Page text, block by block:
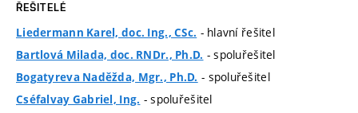
ŘEŠITELÉ
Liedermann Karel, doc. Ing., CSc. - hlavní řešitel
Bartlová Milada, doc. RNDr., Ph.D. - spoluřešitel
Bogatyreva Naděžda, Mgr., Ph.D. - spoluřešitel
Cséfalvay Gabriel, Ing. - spoluřešitel